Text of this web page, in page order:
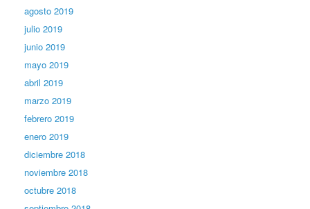
agosto 2019
julio 2019
junio 2019
mayo 2019
abril 2019
marzo 2019
febrero 2019
enero 2019
diciembre 2018
noviembre 2018
octubre 2018